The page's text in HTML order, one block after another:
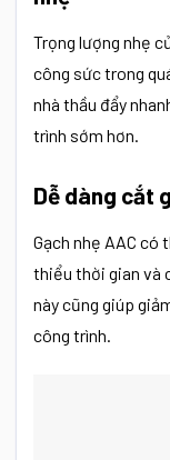
Trọng lượng nhẹ
công sức trong
nhà thầu đẩy
trình sớm hơn.
Dễ dàng cắt
Gạch nhẹ AAC có
thiểu thời gian và
này cũng giúp
công trình.